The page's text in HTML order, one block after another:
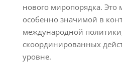
нового миропорядка. Это
особенно значимой в
международной
скоординированных
уровне.